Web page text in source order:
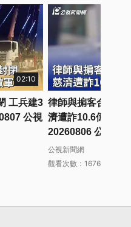
共電視新聞部製播，提
多元觀點。<br /> ■ 按
/> ■ 訂閱【公
<br /> ■ 追蹤
PTS_TW_NEWS<br />
news.pts.org.tw<br />
首度<a
對空射擊#阻擋#敵軍<a
02:10
工兵建3
公視
律師與掮客合謀誆
濟遭詐10.6億、檢
20260806 公視晚
公視新聞網
觀看次數：16767次